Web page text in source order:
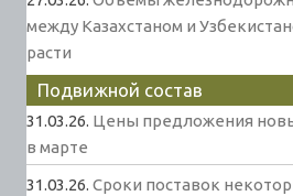
между Казахстаном и
расти
Подвижной состав
31.03.26. Цены предложения
в марте
31.03.26. Сроки поставок